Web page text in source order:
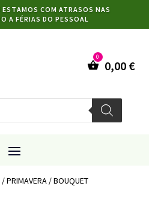
COM ATRASOS NAS
A FÉRIAS DO PESSOAL
0,00 €
/PRIMAVERA/ BOUQUET